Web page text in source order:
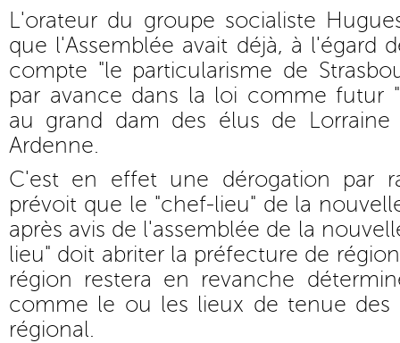
L'orateur du groupe socialiste
que l'Assemblée avait déjà, à l'égard
compte "le particularisme de
par avance dans la loi comme futur
au grand dam des élus de
Ardenne.
C'est en effet une dérogation par
prévoit que le "chef-lieu" de la
après avis de l'assemblée de la
lieu" doit abriter la préfecture de
région restera en revanche
comme le ou les lieux de tenue des
régional.